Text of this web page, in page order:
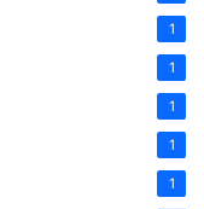
1
1
1
1
1